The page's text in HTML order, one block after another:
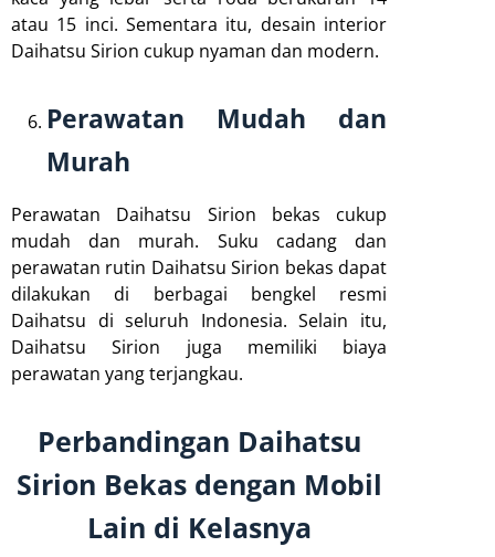
atau 15 inci. Sementara itu, desain interior
Daihatsu Sirion cukup nyaman dan modern.
Perawatan Mudah dan
Murah
Perawatan Daihatsu Sirion bekas cukup
mudah dan murah. Suku cadang dan
perawatan rutin Daihatsu Sirion bekas dapat
dilakukan di berbagai bengkel resmi
Daihatsu di seluruh Indonesia. Selain itu,
Daihatsu Sirion juga memiliki biaya
perawatan yang terjangkau.
Perbandingan Daihatsu
Sirion Bekas dengan Mobil
Lain di Kelasnya